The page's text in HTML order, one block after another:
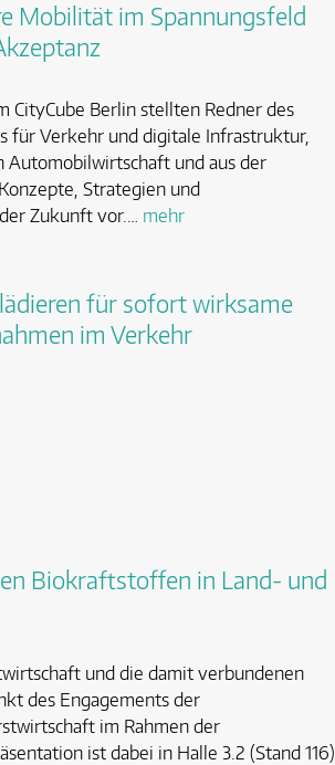
Mobilität im Spannungsfeld
CityCube Berlin stellten Redner des
für Verkehr und digitale Infrastruktur,
und aus der
Strategien und
Zukunft vor.… mehr
für sofort wirksame
im Verkehr
Biokraftstoffen in Land- und
und die damit verbundenen
des Engagements der
im Rahmen der
ist dabei in Halle 3.2 (Stand 116)